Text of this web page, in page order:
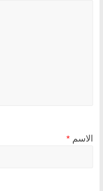
الاسم *